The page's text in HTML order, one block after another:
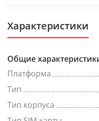
Характеристики
Общие
Платформа
Тип
Тип корпуса